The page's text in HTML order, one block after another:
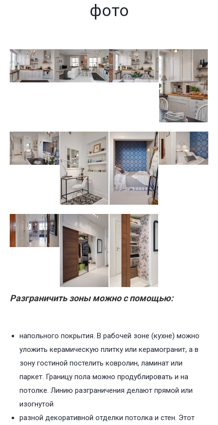
фото
Разграничить зоны можно с помощью:
напольного покрытия. В рабочей зоне (кухне) можно
уложить керамическую плитку или керамогранит, а в
зону гостиной постелить ковролин, ламинат или
паркет. Границу пола можно продублировать и на
потолке. Линию разграничения делают прямой или
изогнутой
разной декоративной отделки потолка и стен. Этот